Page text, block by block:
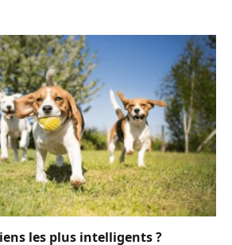
les plus intelligents ?